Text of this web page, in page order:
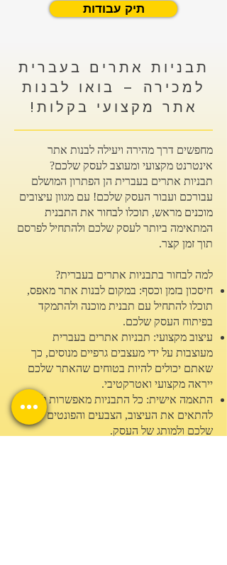
תיק עבודות
תבניות אתרים בעברית
למכירה – בואו לבנות
אתר מקצועי בקלות!
מחפשים דרך מהירה ויעילה לבנות אתר
אינטרנט מקצועי ומעוצב לעסק שלכם?
תבניות אתרים בעברית הן הפתרון המושלם
עבורכם ועבור העסק שלכם! עם מגוון עיצובים
מוכנים מראש, תוכלו לבחור את התבנית
המתאימה ביותר לעסק שלכם ולהתחיל לפרסם
תוך זמן קצר.
למה לבחור בתבניות אתרים בעברית?
חיסכון בזמן וכסף: במקום לבנות אתר מאפס,
תוכלו להתחיל עם תבנית מוכנה ולהתמקד
בפיתוח העסק שלכם.
עיצוב מקצועי: תבניות אתרים בעברית
מעוצבות על ידי מעצבים גרפיים מנוסים, כך
שאתם יכולים להיות בטוחים שהאתר שלכם
ייראה מקצועי ואטרקטיבי.
התאמה אישית: כל התבניות מאפשרות לכם
להתאים את העיצוב, הצבעים והפונטים לטעם
שלכם ולמותג של העסק.